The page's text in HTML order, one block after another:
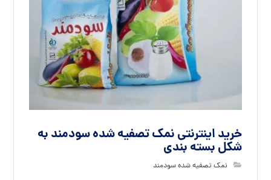
خرید اینترنتی نمک تصفیه شده سودمند به
شکل بسته بندی
نمک تصفیه شده سودمند